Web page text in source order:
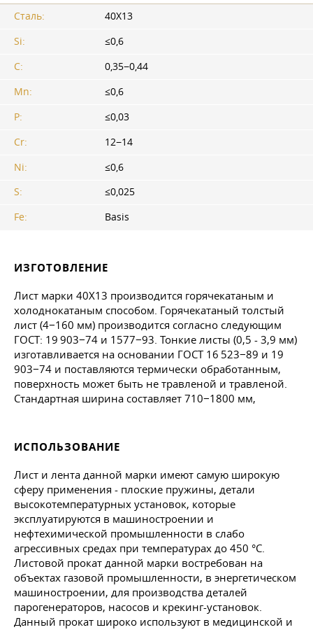
Сталь:
40Х13
Si:
≤0,6
C:
0,35−0,44
Mn:
≤0,6
P:
≤0,03
Cr:
12−14
Ni:
≤0,6
S:
≤0,025
Fe:
Basis
ИЗГОТОВЛЕНИЕ
Лист марки 40Х13 производится горячекатаным и
холоднокатаным способом. Горячекатаный толстый
лист (4−160 мм) производится согласно следующим
ГОСТ: 19 903−74 и 1577−93. Тонкие листы (0,5 - 3,9 мм)
изготавливается на основании ГОСТ 16 523−89 и 19
903−74 и поставляются термически обработанным,
поверхность может быть не травленой и травленой.
Стандартная ширина составляет 710−1800 мм,
ИСПОЛЬЗОВАНИЕ
Лист и лента данной марки имеют самую широкую
сферу применения - плоские пружины, детали
высокотемпературных установок, которые
эксплуатируются в машиностроении и
нефтехимической промышленности в слабо
агрессивных средах при температурах до 450 °C.
Листовой прокат данной марки востребован на
объектах газовой промышленности, в энергетическом
машиностроении, для производства деталей
парогенераторов, насосов и крекинг-установок.
Данный прокат широко используют в медицинской и